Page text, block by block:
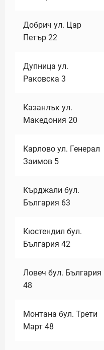
Добрич ул. Цар
Петър 22
Дупница ул.
Раковска 3
Казанлък ул.
Македония 20
Карлово ул. Генерал
Заимов 5
Кърджали бул.
България 63
Кюстендил бул.
България 42
Ловеч бул. България
48
Монтана бул. Трети
Март 48